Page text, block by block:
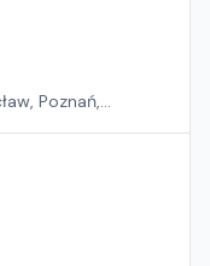
Poznań,